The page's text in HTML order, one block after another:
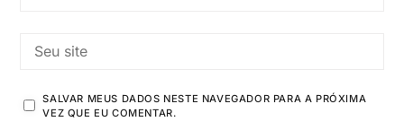
SALVAR MEUS DADOS NESTE NAVEGADOR PARA A PRÓXIMA
VEZ QUE EU COMENTAR.